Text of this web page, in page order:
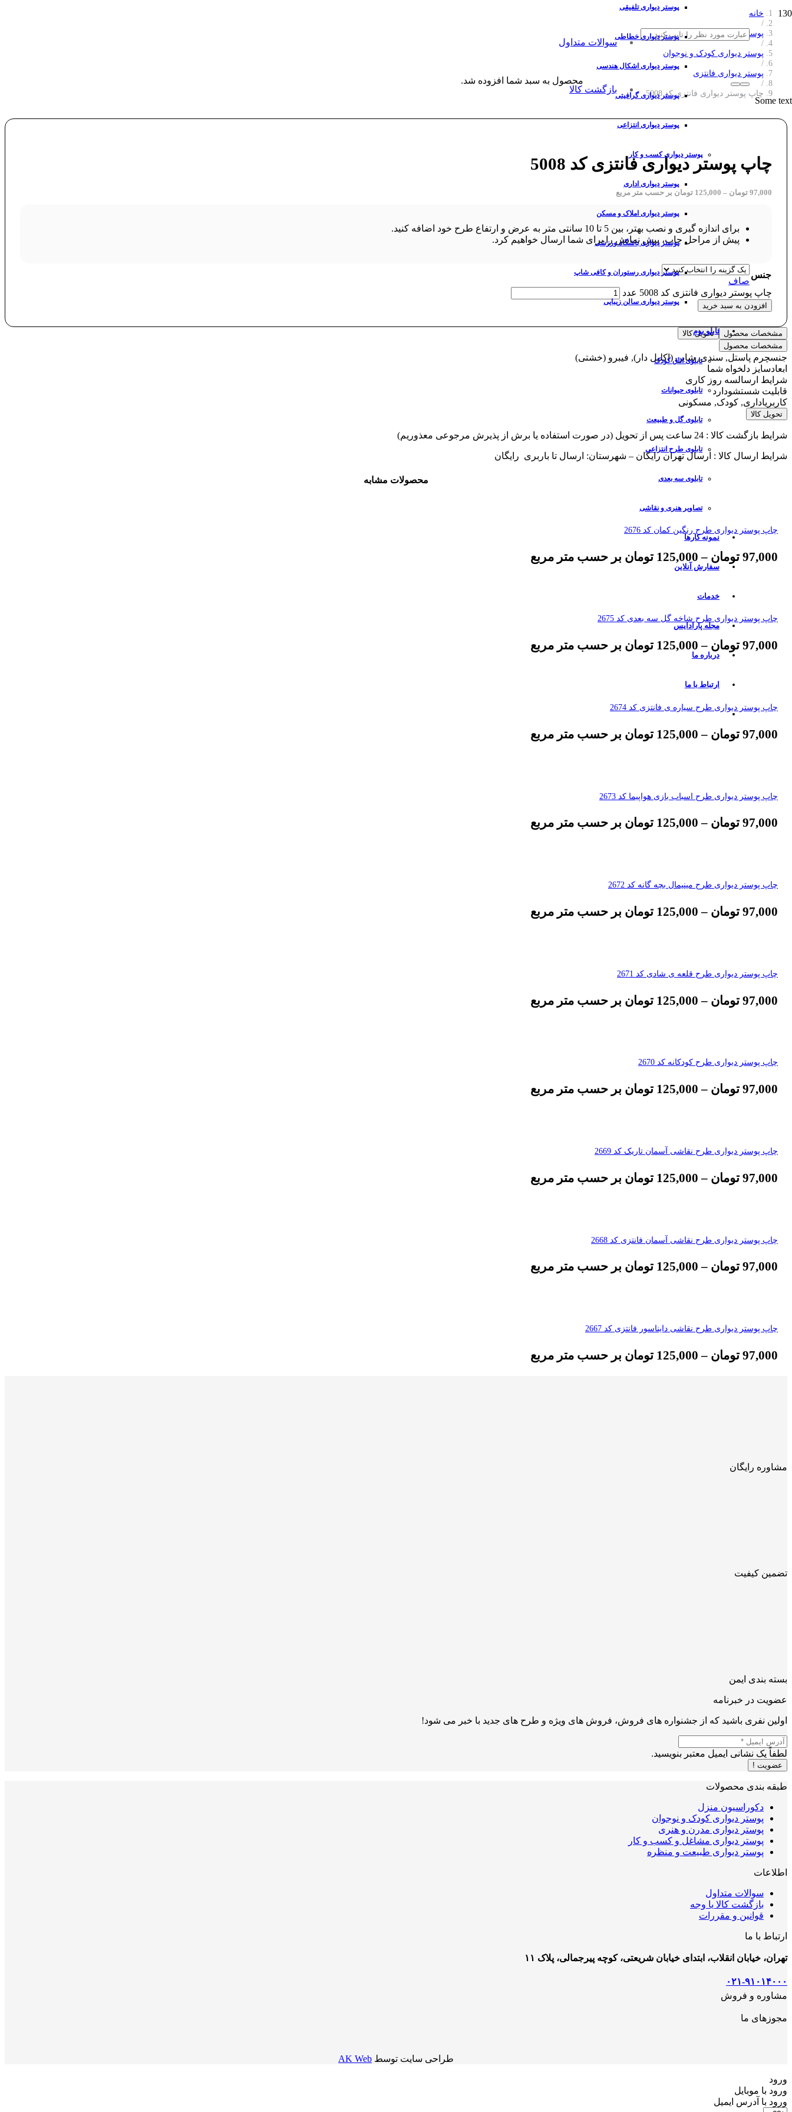
سوالات متداول
بازگشت کالا
پوستر دیواری تلفیقی
پوستر دیواری خطاطی
پوستر دیواری اشکال هندسی
پوستر دیواری گرافیتی
پوستر دیواری انتزاعی
پوستر دیواری کسب و کار
پوستر دیواری اداری
پوستر دیواری املاک و مسکن
پوستر دیواری باشگاه ورزشی
پوستر دیواری رستوران و کافی شاپ
پوستر دیواری سالن زیبایی
تابلو بوم
تابلوی اتاق کودک
تابلوی حیوانات
تابلوی گل و طبیعت
تابلوی طرح انتزاعی
تابلوی سه بعدی
تصاویر هنری و نقاشی
نمونه کارها
سفارش آنلاین
خدمات
مجله پارادایس
درباره ما
ارتباط با ما
محصول به سبد شما افزوده شد.
Some text
خانه
/
پوستر دیواری
/
پوستر دیواری کودک و نوجوان
/
پوستر دیواری فانتزی
/
چاپ پوستر دیواری فانتزی کد 5008
چاپ پوستر دیواری فانتزی کد 5008
97,000 تومان –
125,000 تومان بر حسب متر مربع
برای اندازه گیری و نصب بهتر، بین 5 تا 10 سانتی متر به عرض و ارتفاع طرح خود اضافه کنید.
پیش از مراحل چاپ، پیش نمایش را برای شما ارسال خواهیم کرد.
جنس
صاف
چاپ پوستر دیواری فانتزی کد 5008 عدد
افزودن به سبد خرید
مشخصات محصول
تحویل کالا
مشخصات محصول
جنسچرم پاستل, سندی, شاین (اکلیل دار), فیبرو (خشتی)
ابعادسایز دلخواه شما
شرایط ارسالسه روز کاری
قابلیت شستشودارد
کاربریاداری, کودک, مسکونی
تحویل کالا
شرایط بازگشت کالا : 24 ساعت پس از تحویل (در صورت استفاده یا برش از پذیرش مرجوعی معذوریم)
شرایط ارسال کالا : ارسال تهران رایگان – شهرستان: ارسال تا باربری رایگان
محصولات مشابه
چاپ پوستر دیواری طرح رنگین کمان کد 2676
97,000 تومان –
125,000 تومان بر حسب متر مربع
چاپ پوستر دیواری طرح شاخه گل سه بعدی کد 2675
97,000 تومان –
125,000 تومان بر حسب متر مربع
چاپ پوستر دیواری طرح سیاره ی فانتزی کد 2674
97,000 تومان –
125,000 تومان بر حسب متر مربع
چاپ پوستر دیواری طرح اسباب بازی هواپیما کد 2673
97,000 تومان –
125,000 تومان بر حسب متر مربع
چاپ پوستر دیواری طرح مینیمال بچه گانه کد 2672
97,000 تومان –
125,000 تومان بر حسب متر مربع
چاپ پوستر دیواری طرح قلعه ی شادی کد 2671
97,000 تومان –
125,000 تومان بر حسب متر مربع
چاپ پوستر دیواری طرح کودکانه کد 2670
97,000 تومان –
125,000 تومان بر حسب متر مربع
چاپ پوستر دیواری طرح نقاشی آسمان تاریک کد 2669
97,000 تومان –
125,000 تومان بر حسب متر مربع
چاپ پوستر دیواری طرح نقاشی آسمان فانتزی کد 2668
97,000 تومان –
125,000 تومان بر حسب متر مربع
چاپ پوستر دیواری طرح نقاشی دایناسور فانتزی کد 2667
97,000 تومان –
125,000 تومان بر حسب متر مربع
مشاوره رایگان
تضمین کیفیت
بسته بندی ایمن
عضویت در خبرنامه
اولین نفری باشید که از جشنواره های فروش، فروش های ویژه و طرح های جدید با خبر می شود!
لطفاً یک نشانی ایمیل معتبر بنویسید.
عضویت !
طبقه بندی محصولات
دکوراسیون منزل
پوستر دیواری کودک و نوجوان
پوستر دیواری مدرن و هنری
پوستر دیواری مشاغل و کسب و کار
پوستر دیواری طبیعت و منظره
اطلاعات
سوالات متداول
بازگشت کالا یا وجه
قوانین و مقررات
ارتباط با ما
تهران، خیابان انقلاب، ابتدای خیابان شریعتی، کوچه پیرجمالی، پلاک ۱۱
۰۲۱-۹۱۰۱۴۰۰۰
مشاوره و فروش
مجوزهای ما
طراحی سایت توسط AK Web
ورود
ورود با موبایل
ورود با ‫آدرس ایمیل